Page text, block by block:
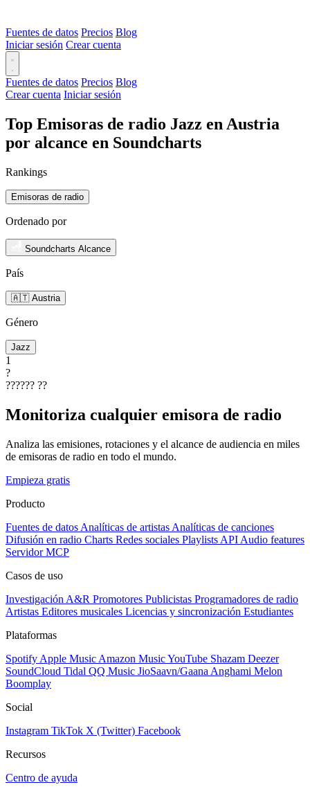
Fuentes de datos Precios Blog
Iniciar sesión Crear cuenta
Fuentes de datos Precios Blog
Crear cuenta Iniciar sesión
Top Emisoras de radio Jazz en Austria
por alcance en Soundcharts
Rankings
Emisoras de radio
Ordenado por
Soundcharts Alcance
País
🇦🇹 Austria
Género
Jazz
1
?
?????? ??
Monitoriza cualquier emisora de radio
Analiza las emisiones, rotaciones y el alcance de audiencia en miles
de emisoras de radio en todo el mundo.
Empieza gratis
Producto
Fuentes de datos Analíticas de artistas Analíticas de canciones
Difusión en radio Charts Redes sociales Playlists API Audio features
Servidor MCP
Casos de uso
Investigación A&R Promotores Publicistas Programadores de radio
Artistas Editores musicales Licencias y sincronización Estudiantes
Plataformas
Spotify Apple Music Amazon MusicYouTube Shazam Deezer
SoundCloud Tidal QQ Music JioSaavn/Gaana Anghami Melon
Boomplay
Social
Instagram TikTok X (Twitter) Facebook
Recursos
Centro de ayuda